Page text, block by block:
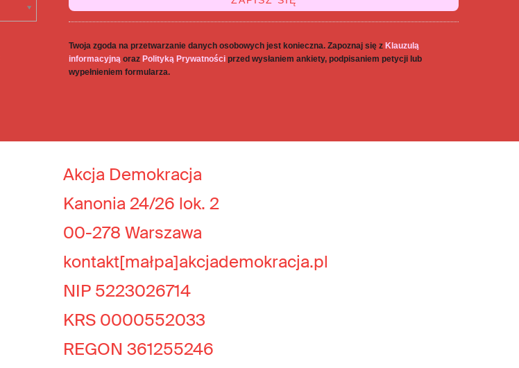
Twoja zgoda na przetwarzanie danych osobowych jest konieczna. Zapoznaj się z Klauzulą
informacyjną oraz Polityką Prywatności przed wysłaniem ankiety, podpisaniem petycji lub
wypełnieniem formularza.
Akcja Demokracja
Kanonia 24/26 lok. 2
00-278 Warszawa
kontakt[małpa]akcjademokracja.pl
NIP 5223026714
KRS 0000552033
REGON 361255246